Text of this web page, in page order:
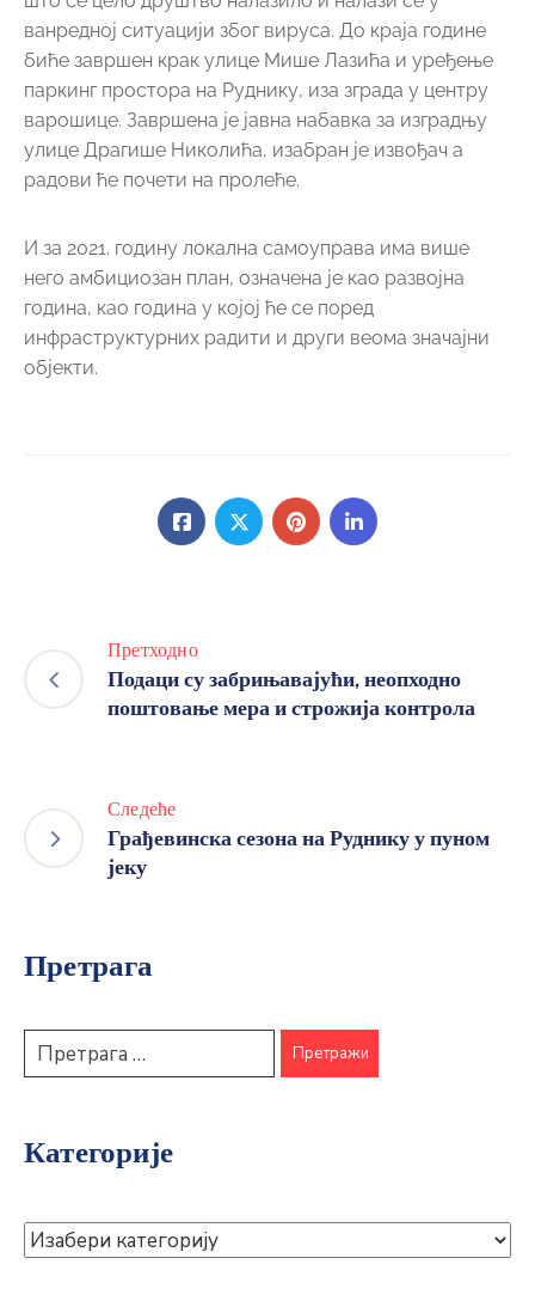
ванредној ситуацији због вируса. До краја године
биће завршен крак улице Мише Лазића и уређење
паркинг простора на Руднику, иза зграда у центру
варошице. Завршена је јавна набавка за изградњу
улице Драгише Николића, изабран је извођач а
радови ће почети на пролеће.
И за 2021. годину локална самоуправа има више
него амбициозан план, означена је као развојна
година, као година у којој ће се поред
инфраструктурних радити и други веома значајни
објекти.
Претходно
Подаци су забрињавајући, неопходно
поштовање мера и строжија контрола
Следеће
Грађевинска сезона на Руднику у пуном
јеку
Претрага
Категорије